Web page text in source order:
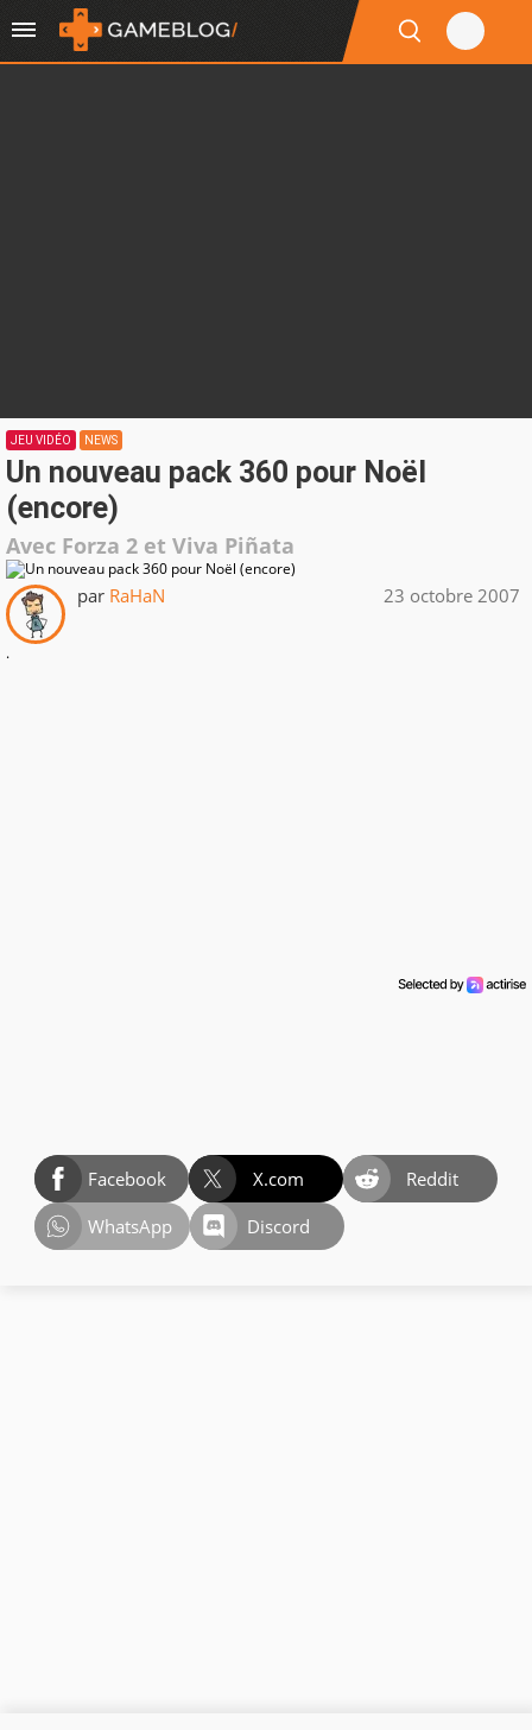
JEU VIDÉO NEWS
Un nouveau pack 360 pour Noël
(encore)
Avec Forza 2 et Viva Piñata
par RaHaN 23 octobre 2007
.
Facebook X.com
Reddit
WhatsApp
Discord